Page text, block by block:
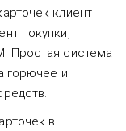
клиент
покупки,
Простая система
горючее и
в